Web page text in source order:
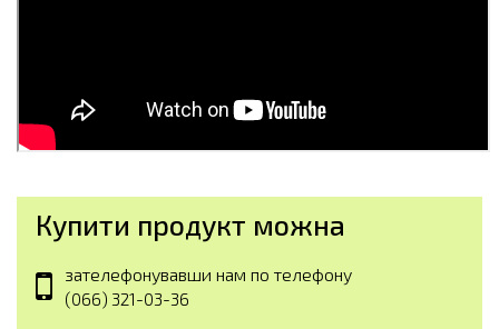
Купити продукт можна
зателефонувавши нам по телефону
(066) 321-03-36